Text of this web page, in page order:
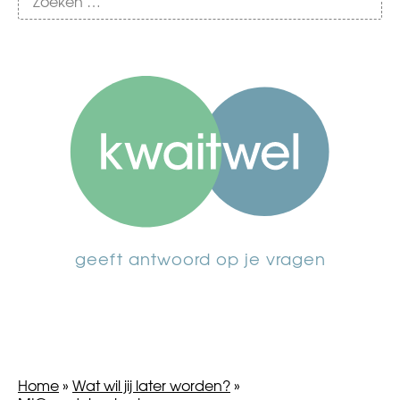
geeft antwoord op je vragen
Home» Wat wil jij later worden?»